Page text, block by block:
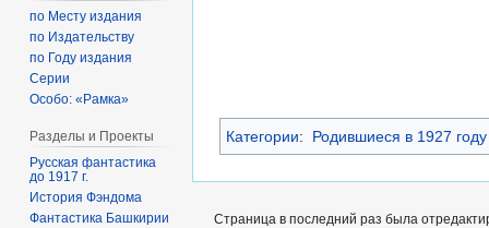
Категории: Родившиеся в 1927 году
по Месту издания
по Издательству
по Году издания
Серии
Особо: «Рамка»
Разделы и Проекты
Русская фантастика
до 1917 г.
История Фэндома
Фантастика Башкирии
Страница в последний раз была